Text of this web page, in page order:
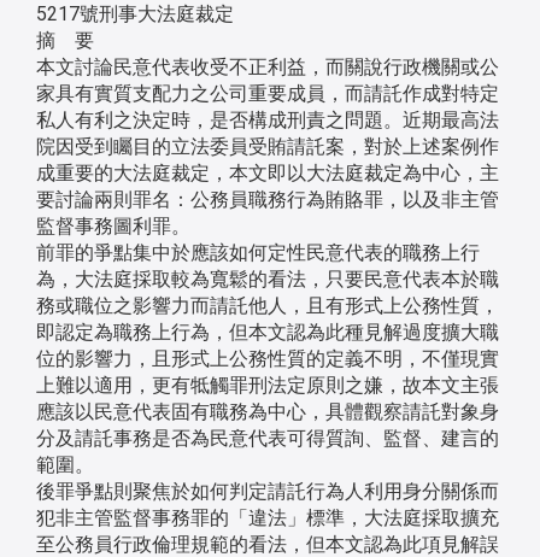
5217號刑事大法庭裁定
摘 要
本文討論民意代表收受不正利益，而關說行政機關或公
家具有實質支配力之公司重要成員，而請託作成對特定
私人有利之決定時，是否構成刑責之問題。近期最高法
院因受到矚目的立法委員受賄請託案，對於上述案例作
成重要的大法庭裁定，本文即以大法庭裁定為中心，主
要討論兩則罪名：公務員職務行為賄賂罪，以及非主管
監督事務圖利罪。
前罪的爭點集中於應該如何定性民意代表的職務上行
為，大法庭採取較為寬鬆的看法，只要民意代表本於職
務或職位之影響力而請託他人，且有形式上公務性質，
即認定為職務上行為，但本文認為此種見解過度擴大職
位的影響力，且形式上公務性質的定義不明，不僅現實
上難以適用，更有牴觸罪刑法定原則之嫌，故本文主張
應該以民意代表固有職務為中心，具體觀察請託對象身
分及請託事務是否為民意代表可得質詢、監督、建言的
範圍。
後罪爭點則聚焦於如何判定請託行為人利用身分關係而
犯非主管監督事務罪的「違法」標準，大法庭採取擴充
至公務員行政倫理規範的看法，但本文認為此項見解誤